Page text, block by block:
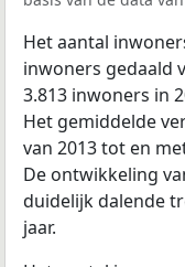
Het aantal
inwoners gedaald
3.813 inwoners in
Het gemiddelde
van 2013 tot en
De ontwikkeling
duidelijk dalende
jaar.